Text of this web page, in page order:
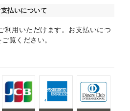
払いについて
利用いただけます。お支払いにつ
ご覧ください。